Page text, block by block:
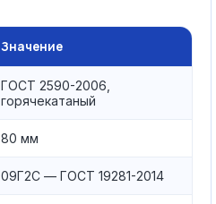
Значение
ГОСТ 2590-2006,
горячекатаный
80 мм
09Г2С — ГОСТ 19281-2014